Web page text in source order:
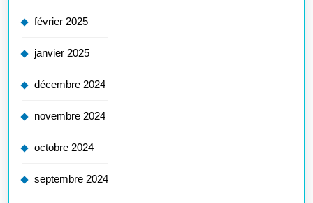
février 2025
janvier 2025
décembre 2024
novembre 2024
octobre 2024
septembre 2024